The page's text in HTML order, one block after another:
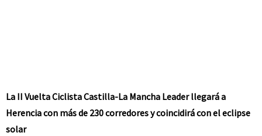
La II Vuelta Ciclista Castilla-La Mancha Leader llegará a
Herencia con más de 230 corredores y coincidirá con el eclipse
solar